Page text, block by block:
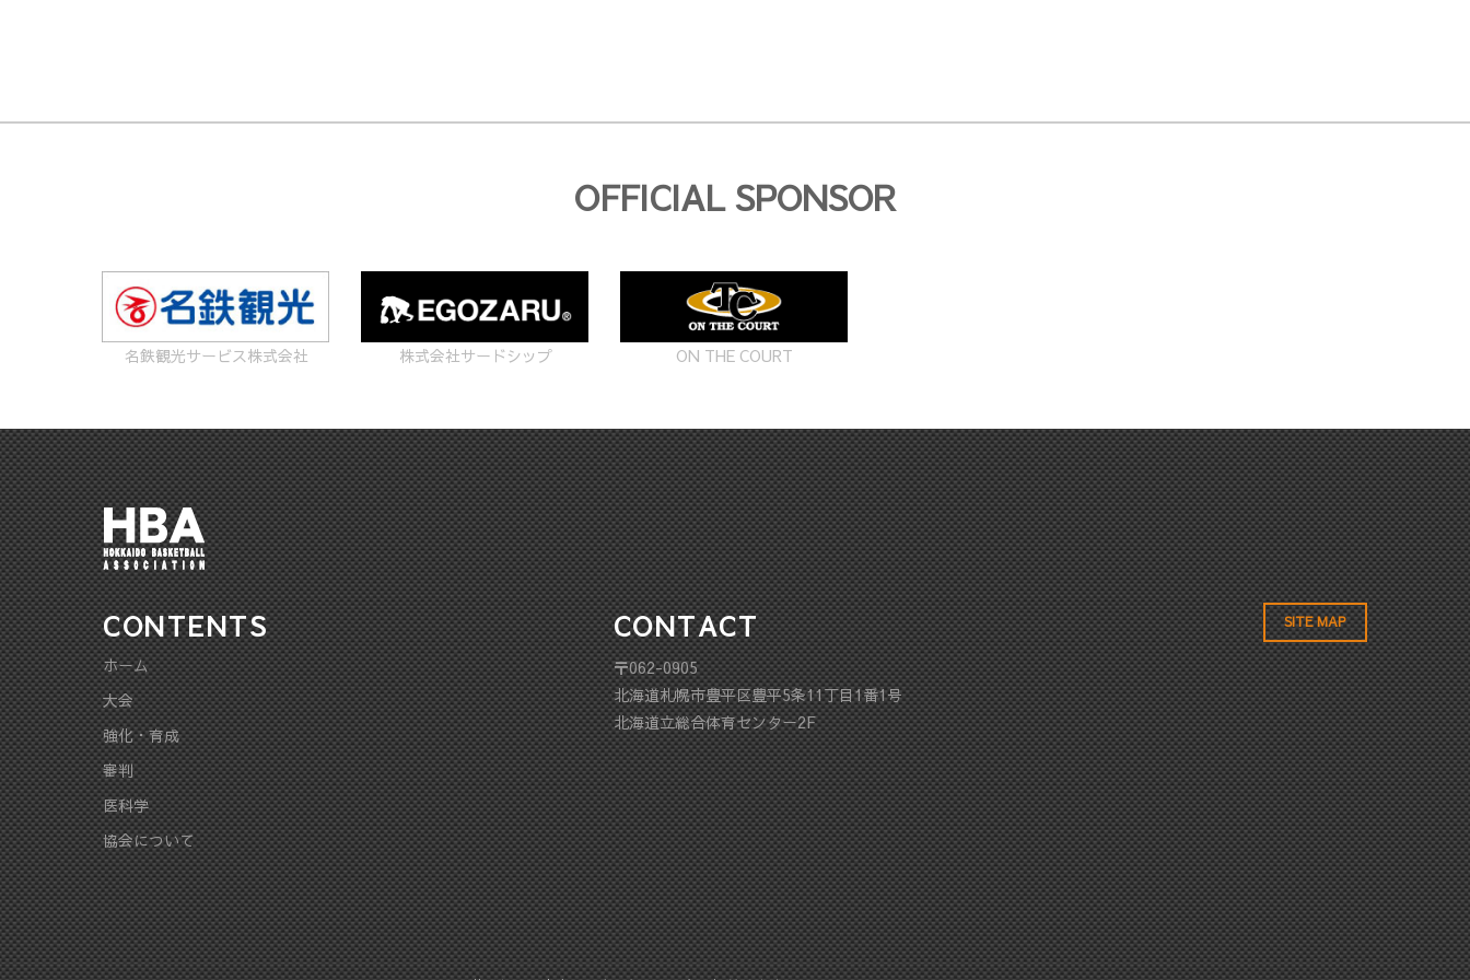
OFFICIAL SPONSOR
名鉄観光サービス株式会社 株式会社サードシップ ON THE COURT
CONTENTS
ホーム
大会
強化・育成
審判
医科学
協会について
CONTACT
〒062-0905
北海道札幌市豊平区豊平5条11丁目1番1号
北海道立総合体育センター2F
SITE MAP